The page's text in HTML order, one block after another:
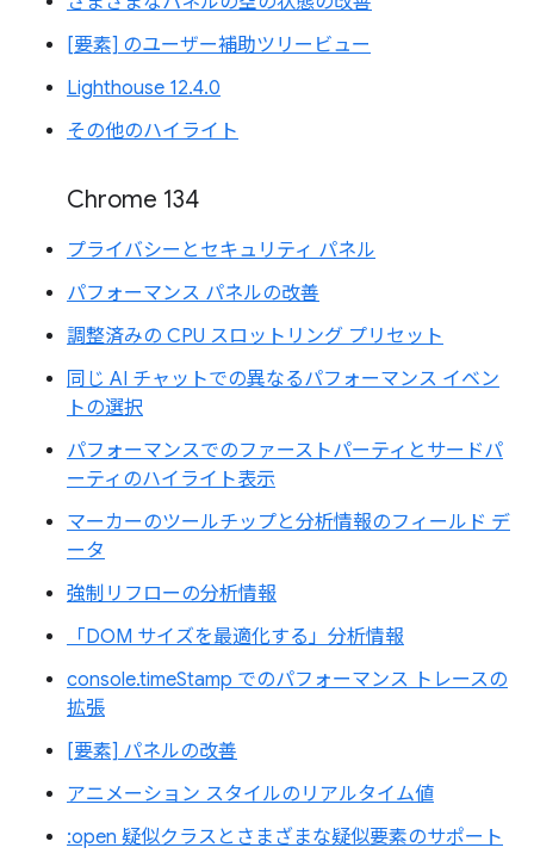
[要素] のユーザー補助ツリービュー
Lighthouse 12.4.0
その他のハイライト
Chrome 134
プライバシーとセキュリティ パネル
パフォーマンス パネルの改善
調整済みの CPU スロットリング プリセット
同じ AI チャットでの異なるパフォーマンス イベン
トの選択
パフォーマンスでのファーストパーティとサードパ
ーティのハイライト表示
マーカーのツールチップと分析情報のフィールド デ
ータ
強制リフローの分析情報
「DOM サイズを最適化する」分析情報
console.timeStamp でのパフォーマンス トレースの
拡張
[要素] パネルの改善
アニメーション スタイルのリアルタイム値
:open 疑似クラスとさまざまな疑似要素のサポート